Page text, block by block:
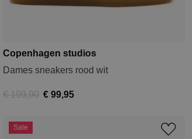
Copenhagen studios
Dames sneakers rood wit
€ 199,90 € 99,95
Sale